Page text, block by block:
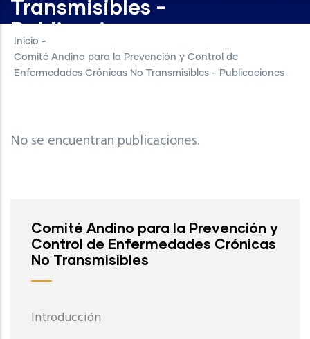
Transmisibles -
Publicaciones
Inicio -
Comité Andino para la Prevención y Control de
Enfermedades Crónicas No Transmisibles - Publicaciones
No se encuentran publicaciones.
Comité Andino para la Prevención y
Control de Enfermedades Crónicas
No Transmisibles
Introducción